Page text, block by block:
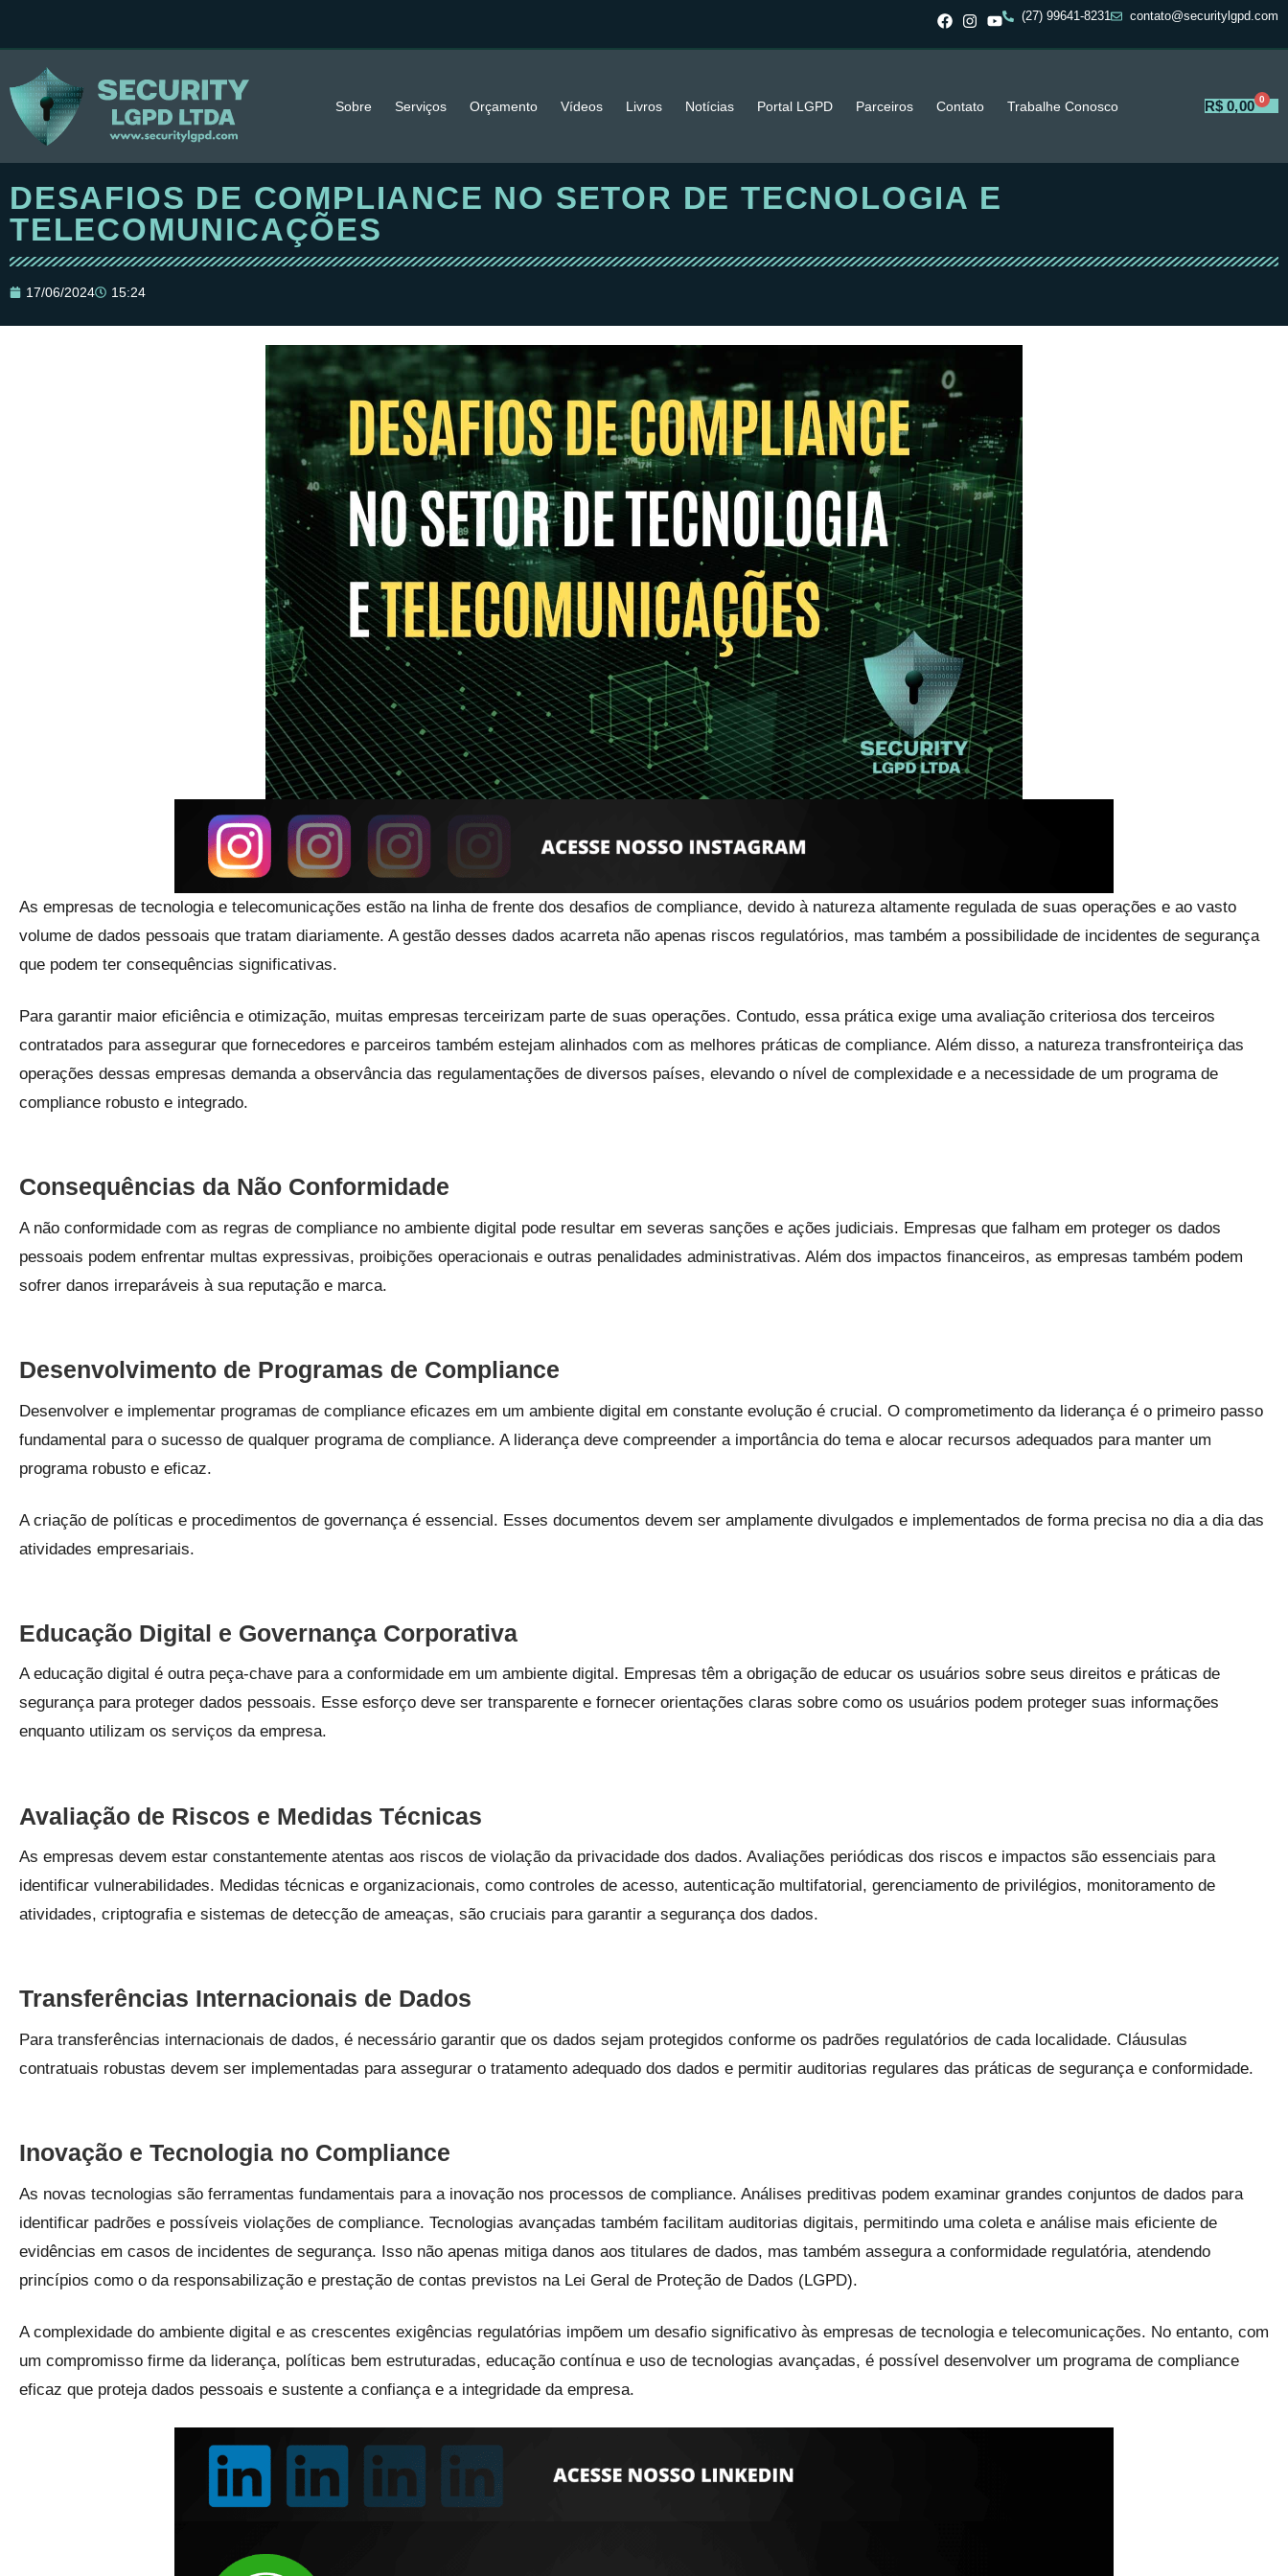
(27) 99641-8231 contato@securitylgpd.com
Sobre Serviços Orçamento Vídeos Livros Notícias Portal LGPD Parceiros Contato Trabalhe Conosco R$ 0,00 0
DESAFIOS DE COMPLIANCE NO SETOR DE TECNOLOGIA E
TELECOMUNICAÇÕES
17/06/2024 15:24
As empresas de tecnologia e telecomunicações estão na linha de frente dos desafios de compliance, devido à natureza altamente regulada de suas operações e ao vasto
volume de dados pessoais que tratam diariamente. A gestão desses dados acarreta não apenas riscos regulatórios, mas também a possibilidade de incidentes de segurança
que podem ter consequências significativas.
Para garantir maior eficiência e otimização, muitas empresas terceirizam parte de suas operações. Contudo, essa prática exige uma avaliação criteriosa dos terceiros
contratados para assegurar que fornecedores e parceiros também estejam alinhados com as melhores práticas de compliance. Além disso, a natureza transfronteiriça das
operações dessas empresas demanda a observância das regulamentações de diversos países, elevando o nível de complexidade e a necessidade de um programa de
compliance robusto e integrado.
Consequências da Não Conformidade
A não conformidade com as regras de compliance no ambiente digital pode resultar em severas sanções e ações judiciais. Empresas que falham em proteger os dados
pessoais podem enfrentar multas expressivas, proibições operacionais e outras penalidades administrativas. Além dos impactos financeiros, as empresas também podem
sofrer danos irreparáveis à sua reputação e marca.
Desenvolvimento de Programas de Compliance
Desenvolver e implementar programas de compliance eficazes em um ambiente digital em constante evolução é crucial. O comprometimento da liderança é o primeiro passo
fundamental para o sucesso de qualquer programa de compliance. A liderança deve compreender a importância do tema e alocar recursos adequados para manter um
programa robusto e eficaz.
A criação de políticas e procedimentos de governança é essencial. Esses documentos devem ser amplamente divulgados e implementados de forma precisa no dia a dia das
atividades empresariais.
Educação Digital e Governança Corporativa
A educação digital é outra peça-chave para a conformidade em um ambiente digital. Empresas têm a obrigação de educar os usuários sobre seus direitos e práticas de
segurança para proteger dados pessoais. Esse esforço deve ser transparente e fornecer orientações claras sobre como os usuários podem proteger suas informações
enquanto utilizam os serviços da empresa.
Avaliação de Riscos e Medidas Técnicas
As empresas devem estar constantemente atentas aos riscos de violação da privacidade dos dados. Avaliações periódicas dos riscos e impactos são essenciais para
identificar vulnerabilidades. Medidas técnicas e organizacionais, como controles de acesso, autenticação multifatorial, gerenciamento de privilégios, monitoramento de
atividades, criptografia e sistemas de detecção de ameaças, são cruciais para garantir a segurança dos dados.
Transferências Internacionais de Dados
Para transferências internacionais de dados, é necessário garantir que os dados sejam protegidos conforme os padrões regulatórios de cada localidade. Cláusulas
contratuais robustas devem ser implementadas para assegurar o tratamento adequado dos dados e permitir auditorias regulares das práticas de segurança e conformidade.
Inovação e Tecnologia no Compliance
As novas tecnologias são ferramentas fundamentais para a inovação nos processos de compliance. Análises preditivas podem examinar grandes conjuntos de dados para
identificar padrões e possíveis violações de compliance. Tecnologias avançadas também facilitam auditorias digitais, permitindo uma coleta e análise mais eficiente de
evidências em casos de incidentes de segurança. Isso não apenas mitiga danos aos titulares de dados, mas também assegura a conformidade regulatória, atendendo
princípios como o da responsabilização e prestação de contas previstos na Lei Geral de Proteção de Dados (LGPD).
A complexidade do ambiente digital e as crescentes exigências regulatórias impõem um desafio significativo às empresas de tecnologia e telecomunicações. No entanto, com
um compromisso firme da liderança, políticas bem estruturadas, educação contínua e uso de tecnologias avançadas, é possível desenvolver um programa de compliance
eficaz que proteja dados pessoais e sustente a confiança e a integridade da empresa.